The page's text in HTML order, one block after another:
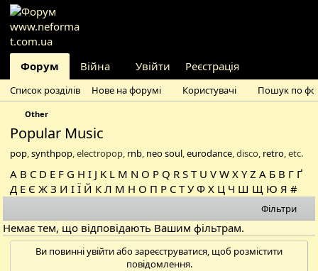
Форум Війна Новини Статті
Увійти Реєстрація
Список розділів Нове на форумі Користувачі Пошук по
Other
Popular Music
pop,synthpop, electropop, rnb, neo soul,eurodance, disco, retro, etc.
A B C D E F G H I J K L M N O P Q R S T U V W X Y Z А Б В Г Ґ
Д Е Є Ж З И І Ї Й К Л М Н О П Р С Т У Ф Х Ц Ч Ш Щ Ю Я #
Фільтри
Немає тем, що відповідають Вашим фільтрам.
Ви повинні увійти або зареєструватися, щоб розмістити
повідомлення.